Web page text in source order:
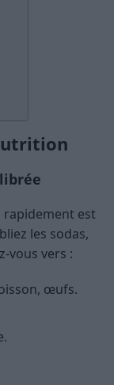
rapidement est
les sodas,
vous vers :
œufs.